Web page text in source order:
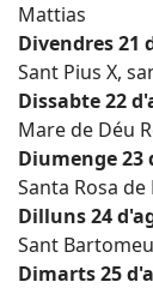
Mattias
Divendres 21
Sant Pius X,
Dissabte 22
Mare de Déu
Diumenge 23
Santa Rosa
Dilluns 24
Sant
Dimarts 25